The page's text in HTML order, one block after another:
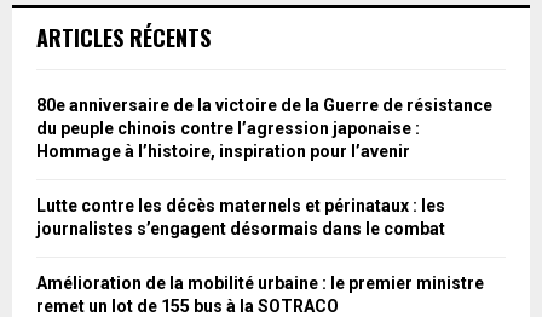
h
o
r
:
ARTICLES RÉCENTS
80e anniversaire de la victoire de la Guerre de résistance
du peuple chinois contre l’agression japonaise :
Hommage à l’histoire, inspiration pour l’avenir
Lutte contre les décès maternels et périnataux : les
journalistes s’engagent désormais dans le combat
Amélioration de la mobilité urbaine : le premier ministre
remet un lot de 155 bus à la SOTRACO